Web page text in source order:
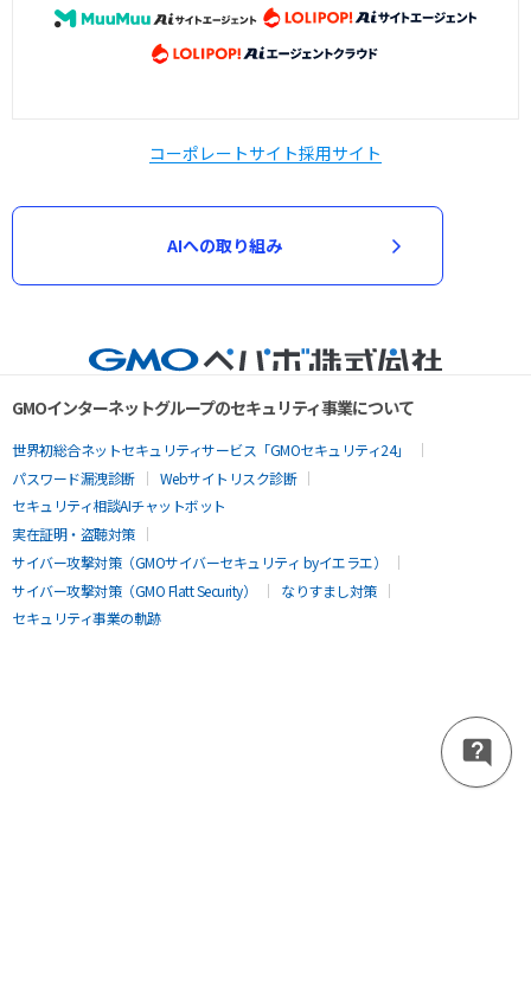
コーポレートサイト採用サイト
AIへの取り組み
GMOインターネットグループのセキュリティ事業について
世界初総合ネットセキュリティサービス「GMOセキュリティ24」
パスワード漏洩診断
Webサイトリスク診断
セキュリティ相談AIチャットボット
実在証明・盗聴対策
サイバー攻撃対策（GMOサイバーセキュリティ byイエラエ）
サイバー攻撃対策（GMO Flatt Security）
なりすまし対策
セキュリティ事業の軌跡